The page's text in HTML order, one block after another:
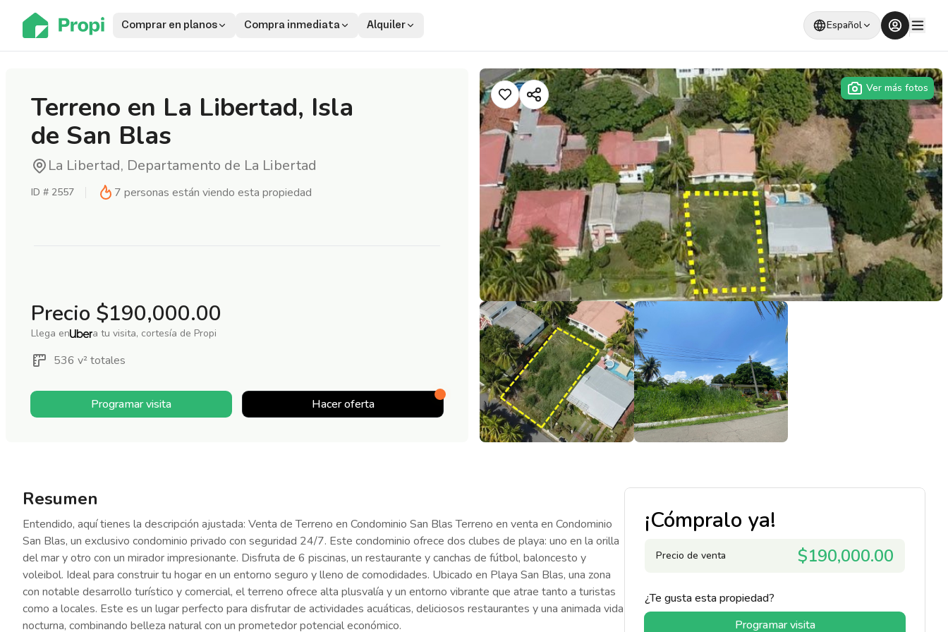
Comprar en planos Compra inmediata Alquiler Español
Terreno en La Libertad, Isla
de San Blas
La Libertad, Departamento de La Libertad
ID # 2557 7 personas están viendo esta propiedad
Precio $190,000.00
Llega en a tu visita, cortesía de Propi
536 v²totales
Programar visita Hacer oferta
Ver más fotos
Resumen
Entendido, aquí tienes la descripción ajustada: Venta de Terreno en Condominio San Blas Terreno en venta en Condominio
San Blas, un exclusivo condominio privado con seguridad 24/7. Este condominio ofrece dos clubes de playa: uno en la orilla
del mar y otro con un mirador impresionante. Disfruta de 6 piscinas, un restaurante y canchas de fútbol, baloncesto y
voleibol. Ideal para construir tu hogar en un entorno seguro y lleno de comodidades. Ubicado en Playa San Blas, una zona
con notable desarrollo turístico y comercial, el terreno ofrece alta plusvalía y un entorno vibrante que atrae tanto a turistas
como a locales. Este es un lugar perfecto para disfrutar de actividades acuáticas, deliciosos restaurantes y una animada vida
nocturna, combinando belleza natural con un prometedor potencial económico.
¡Cómpralo ya!
Precio de venta $190,000.00
¿Te gusta esta propiedad?
Programar visita